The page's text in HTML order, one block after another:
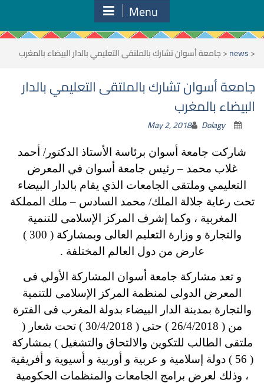
Menu
<
news
<جامعة أسوان تشارك بالملتقى التعليمي بالدار البيضاء بالمغرب
جامعة أسوان تشارك بالملتقى التعليمي بالدار
البيضاء بالمغرب
May 2, 2018 Dolagy
شاركت جامعة أسوان برئاسة الأستاذ الدكتور/ أحمد
غلاب محمد – رئيس جامعة أسوان في المعرض
التعليمي وملتقى الجامعات الذي يقام بالدار البيضاء
تحت رعاية جلالة الملك/ محمد السادس – ملك المملكة
المغربية ، وكما إشرف المركز الإسلامى للتنمية
والتجارة و وزارة التعليم العالى وبمشاركة ( 300 )
عارض من دول العالم المختلفة .
و تعد مشاركة جامعة أسوان المشاركة الأولي فى
المعرض الدولى لمنظمة المركز الإسلامى للتنمية
والتجارة بمدينة الدار البيضاء بدولة المغرب فى الفترة
من ( 26/4/2018 ) حتى ( 30/4/2018 ) تحت شعار (
ملتقى الطالب للتكوين والالتحاق والتشغيل ) بمشاركة
( 56 ) دولة إسلامية و عربية و أوربية و أسيوية و أفريقية
، وذلك لعرض برامج الجامعات والمنظمات الحكومية